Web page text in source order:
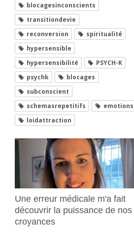
blocagesinconscients
transitiondevie
reconversion
spiritualité
hypersensible
hypersensibilité
PSYCH-K
psychk
blocages
subconscient
schemasrepetitifs
emotions
loidattraction
Une erreur médicale m'a fait
découvrir la puissance de nos
croyances